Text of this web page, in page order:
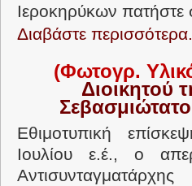
Ιεροκηρύκων
Διαβάστε
(Φωτογρ.
Διοικητού
Εθιμοτυπική
Ιουλίου ε.έ., ο